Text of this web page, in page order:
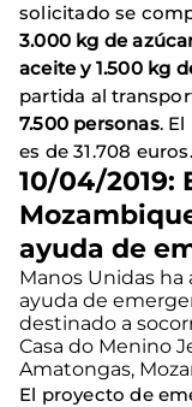
solicitado se
3.000 kg de
aceite y 1.500 kg
partida al
7.500 personas.
es de 31.708 euros.
10/04/2019:
ayuda de
Manos Unidas
ayuda de
destinado a
Casa do Menino
Amatongas,
El proyecto de